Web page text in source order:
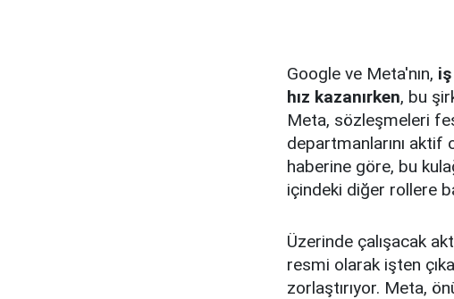
Google ve Meta'nın,
hız kazanırken, bu
Meta, sözleşmeleri
departmanlarını aktif
haberine göre, bu
içindeki diğer rollere
Üzerinde çalışacak
resmi olarak işten
zorlaştırıyor. Meta,